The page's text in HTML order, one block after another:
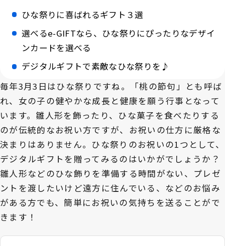
ひな祭りに喜ばれるギフト３選
選べるe-GIFTなら、ひな祭りにぴったりなデザイ
ンカードを選べる
デジタルギフトで素敵なひな祭りを♪
毎年3月3日はひな祭りですね。「桃の節句」とも呼ば
れ、女の子の健やかな成長と健康を願う行事となって
います。雛人形を飾ったり、ひな菓子を食べたりする
のが伝統的なお祝い方ですが、お祝いの仕方に厳格な
決まりはありません。ひな祭りのお祝いの1つとして、
デジタルギフトを贈ってみるのはいかがでしょうか？
雛人形などのひな飾りを準備する時間がない、プレゼ
ントを渡したいけど遠方に住んでいる、などのお悩み
がある方でも、簡単にお祝いの気持ちを送ることがで
きます！